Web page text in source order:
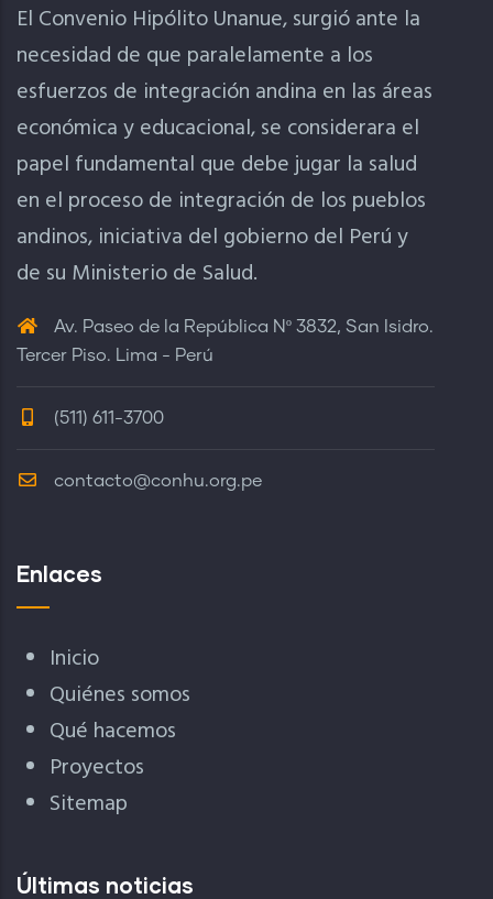
El Convenio Hipólito Unanue, surgió ante la
necesidad de que paralelamente a los
esfuerzos de integración andina en las áreas
económica y educacional, se considerara el
papel fundamental que debe jugar la salud
en el proceso de integración de los pueblos
andinos, iniciativa del gobierno del Perú y
de su Ministerio de Salud.
Av. Paseo de la República Nº 3832, San Isidro.
Tercer Piso. Lima - Perú
(511) 611-3700
contacto@conhu.org.pe
Enlaces
Inicio
Quiénes somos
Qué hacemos
Proyectos
Sitemap
Últimas noticias